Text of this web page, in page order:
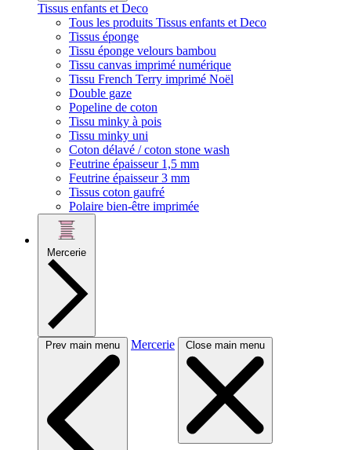
Tissus enfants et Deco
Tous les produits Tissus enfants et Deco
Tissus éponge
Tissu éponge velours bambou
Tissu canvas imprimé numérique
Tissu French Terry imprimé Noël
Double gaze
Popeline de coton
Tissu minky à pois
Tissu minky uni
Coton délavé / coton stone wash
Feutrine épaisseur 1,5 mm
Feutrine épaisseur 3 mm
Tissus coton gaufré
Polaire bien-être imprimée
Mercerie
Prev main menu Mercerie Close main menu